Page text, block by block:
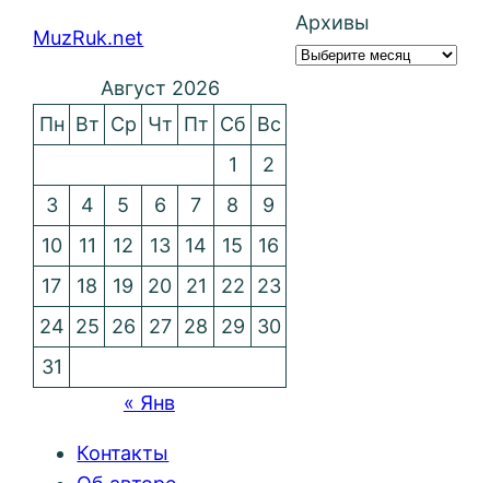
MuzRuk.net
Архивы
Август 2026
Пн Вт Ср Чт Пт Сб Вс
1
2
3
4 5 6 7 8
9
10
11 12 13 14 15
16
17
18 19 20 21 22
23
24 25 26 27 28 29
30
31
« Янв
Контакты